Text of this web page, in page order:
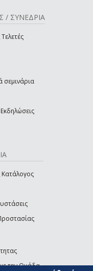
/ ΣΥΝΕΔΡΙΑ
σεμινάρια
Εκδηλώσεις
Κατάλογος
την Ομάδα